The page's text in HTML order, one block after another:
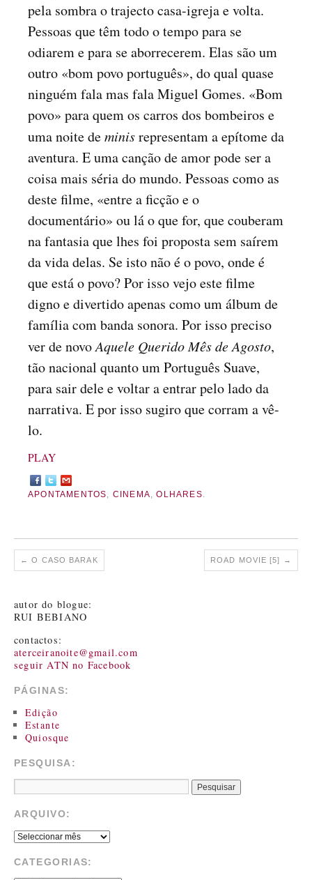
pela sombra o trajecto casa-igreja e volta.
Pessoas que têm todo o tempo para se
odiarem e para se aborrecerem. Elas são um
outro «bom povo português», do qual quase
ninguém fala mas fala Miguel Gomes. «Bom
povo» para quem os carros dos bombeiros e
uma noite deminisrepresentam a epítome da
aventura. E uma canção de amor pode ser a
coisa mais séria do mundo. Pessoas como as
deste filme, «entre a ficção e o
documentário» ou lá o que for, que couberam
na fantasia que lhes foi proposta sem saírem
da vida delas. Se isto não é o povo, onde é
que está o povo? Por isso vejo este filme
digno e divertido apenas como um álbum de
família com banda sonora. Por isso preciso
ver de novoAquele Querido Mês de Agosto,
tão nacional quanto um Português Suave,
para sair dele e voltar a entrar pelo lado da
narrativa. E por isso sugiro que corram a vê-
lo.
PLAY
APONTAMENTOS, CINEMA,OLHARES.
← O CASO BARAK ROAD MOVIE [5] →
autor do blogue:
RUI BEBIANO
contactos:
aterceiranoite@gmail.com
seguir ATN no Facebook
PÁGINAS:
Edição
Estante
Quiosque
PESQUISA:
ARQUIVO:
CATEGORIAS: